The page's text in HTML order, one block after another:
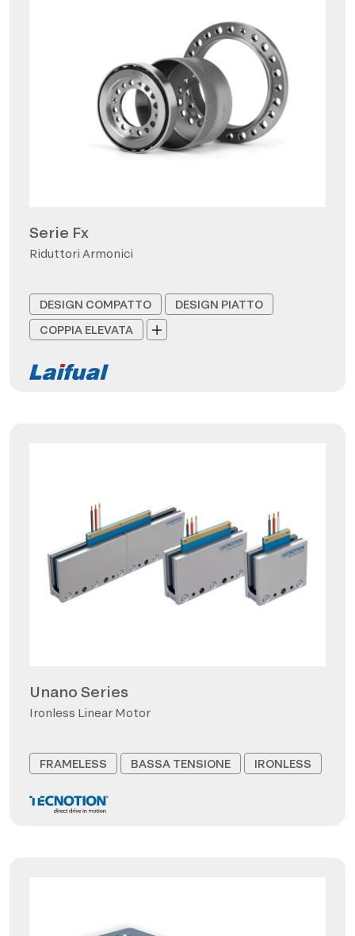
Serie Fx
Riduttori Armonici
DESIGN COMPATTO
DESIGN PIATTO
COPPIA ELEVATA
Unano Series
Ironless Linear Motor
FRAMELESS BASSA TENSIONE IRONLESS